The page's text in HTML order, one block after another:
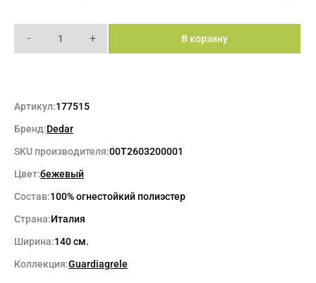
- + В корзину
Артикул:177515
Бренд:Dedar
SKU производителя:00T2603200001
Цвет:бежевый
Состав:100% огнестойкий полиэстер
Страна:Италия
Ширина:140 см.
Коллекция:Guardiagrele